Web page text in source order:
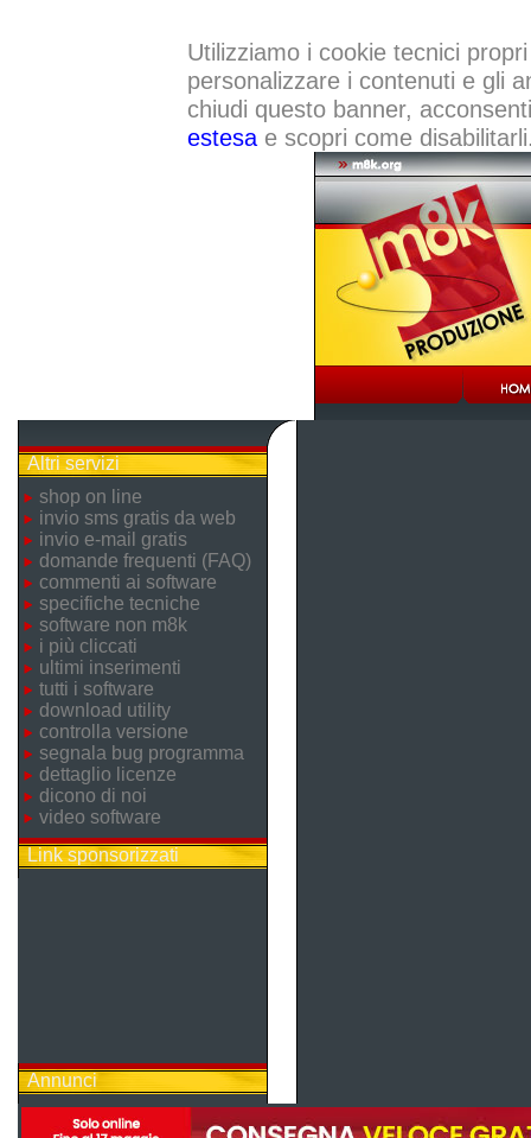
Utilizziamo i cookie tecnici
personalizzare i contenuti e gli
chiudi questo banner,
estesae scopri come
Altri servizi
shop on line
invio sms gratis da web
invio e-mail gratis
domande frequenti (FAQ)
commenti ai software
specifiche tecniche
software non m8k
i più cliccati
ultimi inserimenti
tutti i software
download utility
controlla versione
segnala bug programma
dettaglio licenze
dicono di noi
video software
Link sponsorizzati
Annunci